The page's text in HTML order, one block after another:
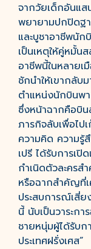
จากวัยเด็กอันแส
พยายามปกปิดฐ
และบูชาอาชีพนั
เป็นเหตุให้คู่หมั้น
อาชีพนี้ในหลาย
ชักนำให้เขากลับ
ตำแหน่งนักบิน
ซึ่งหน้าฉากคือบิ
ภารกิจลับเพื่อไ
ความคิด ความรู้
เปรี ได้รับการเ
กำเนิดตัวละครส
หรือฉากสำคัญที่
ประสบการณ์เสี่ย
นี้ นับเป็นวาระกา
ชายหนุ่มผู้ได้รับก
ประเทศฝรั่งเศส”